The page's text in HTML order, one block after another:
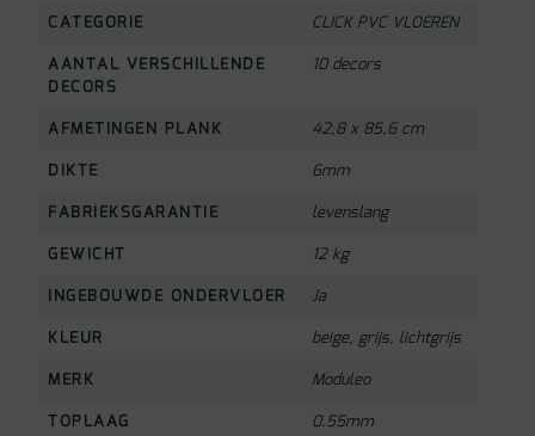
CATEGORIE
CLICK PVC VLOEREN
AANTAL VERSCHILLENDE
DECORS
10 decors
AFMETINGEN PLANK
42,8 x 85,6 cm
DIKTE
6mm
FABRIEKSGARANTIE
levenslang
GEWICHT
12 kg
INGEBOUWDE ONDERVLOER
Ja
KLEUR
beige,grijs, lichtgrijs
MERK
Moduleo
TOPLAAG
0.55mm